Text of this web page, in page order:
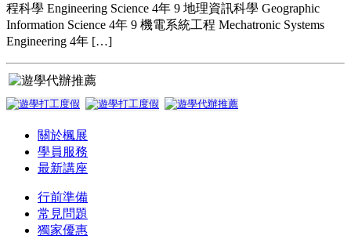
程科學 Engineering Science 4年 9 地理資訊科學 Geographic
Information Science 4年 9 機電系統工程 Mechatronic Systems
Engineering 4年 […]
關於楓展
學員服務
最新講座
行前準備
常見問題
獨家優惠